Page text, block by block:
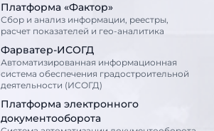
Платформа «Фактор»
Сбор и анализ информации, реестры,
расчет показателей и гео-аналитика
Фарватер-ИСОГД
Автоматизированная информационная
система обеспечения градостроительной
деятельности (ИСОГД)
Платформа электронного
документооборота